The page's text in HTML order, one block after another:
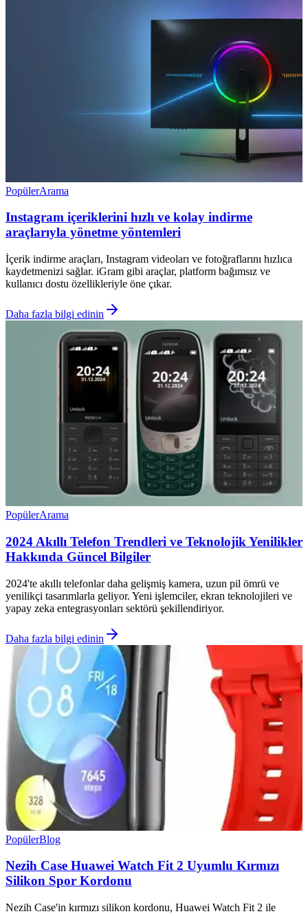
PopülerArama
Instagram içeriklerini hızlı ve kolay indirme
araçlarıyla yönetme yöntemleri
İçerik indirme araçları, Instagram videoları ve fotoğraflarını hızlıca
kaydetmenizi sağlar. iGram gibi araçlar, platform bağımsız ve
kullanıcı dostu özellikleriyle öne çıkar.
Daha fazla bilgi edinin
PopülerArama
2024 Akıllı Telefon Trendleri ve Teknolojik Yenilikler
Hakkında Güncel Bilgiler
2024'te akıllı telefonlar daha gelişmiş kamera, uzun pil ömrü ve
yenilikçi tasarımlarla geliyor. Yeni işlemciler, ekran teknolojileri ve
yapay zeka entegrasyonları sektörü şekillendiriyor.
Daha fazla bilgi edinin
PopülerBlog
Nezih Case Huawei Watch Fit 2 Uyumlu Kırmızı
Silikon Spor Kordonu
Nezih Case'in kırmızı silikon kordonu, Huawei Watch Fit 2 ile